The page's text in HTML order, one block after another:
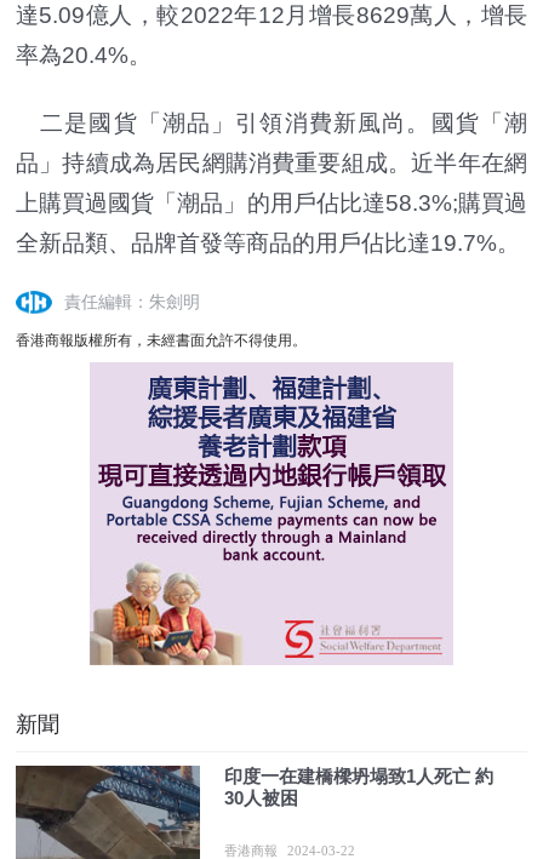
達5.09億人，較2022年12月增長8629萬人，增長
率為20.4%。
二是國貨「潮品」引領消費新風尚。國貨「潮
品」持續成為居民網購消費重要組成。近半年在網
上購買過國貨「潮品」的用戶佔比達58.3%;購買過
全新品類、品牌首發等商品的用戶佔比達19.7%。
責任編輯：朱劍明
香港商報版權所有，未經書面允許不得使用。
新聞
印度一在建橋樑坍塌致1人死亡 約
30人被困
香港商報 2024-03-22